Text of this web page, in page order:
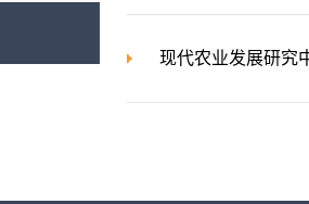
现代农业发展研究